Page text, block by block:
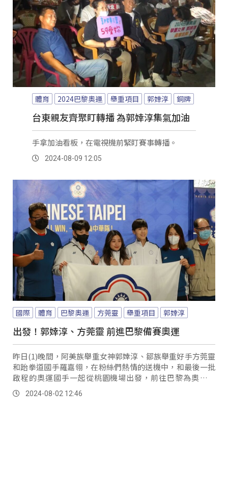
體育 2024巴黎奧運 舉重項目 郭婞淳 銅牌
台東親友齊聚盯轉播 為郭婞淳集氣加油
手拿加油看板，在電視機前緊盯賽事轉播。
2024-08-09 12:05
國際 體育 巴黎奧運 方莞靈 舉重項目 郭婞淳
出發！郭婞淳、方莞靈 前進巴黎備賽奧運
昨日(1)晚間，阿美族舉重女神郭婞淳、鄒族舉重好手方莞靈
和跆拳道國手羅嘉翎，在粉絲們熱情的送機中，和最後一批
啟程的奧運國手一起從桃園機場出發，前往巴黎為奧運備
賽。2024-08-02 12:46